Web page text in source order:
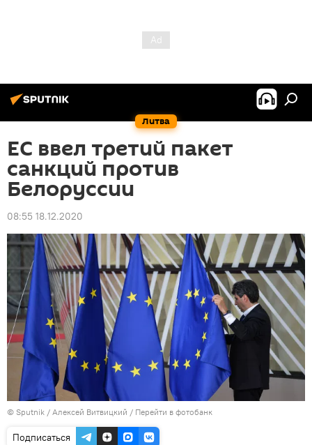
Литва
ЕС ввел третий пакет
санкций против
Белоруссии
08:55 18.12.2020
© Sputnik / Алексей Витвицкий / Перейти в фотобанк
Подписаться